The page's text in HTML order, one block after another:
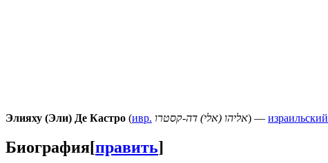
Элияху (Эли) Де Кастро (ивр. אליהו (אלי) דה-קסטרו) — израильский
Биография[править]